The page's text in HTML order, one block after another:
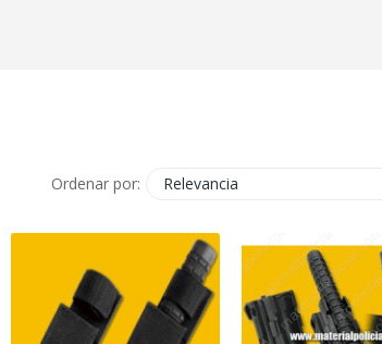
Ordenar por: Relevancia